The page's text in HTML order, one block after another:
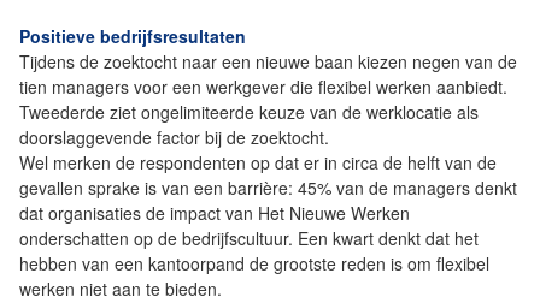
Positieve bedrijfsresultaten
Tijdens de zoektocht naar een nieuwe baan kiezen negen van de
tien managers voor een werkgever die flexibel werken aanbiedt.
Tweederde ziet ongelimiteerde keuze van de werklocatie als
doorslaggevende factor bij de zoektocht.
Wel merken de respondenten op dat er in circa de helft van de
gevallen sprake is van een barrière: 45% van de managers denkt
dat organisaties de impact van Het Nieuwe Werken
onderschatten op de bedrijfscultuur. Een kwart denkt dat het
hebben van een kantoorpand de grootste reden is om flexibel
werken niet aan te bieden.